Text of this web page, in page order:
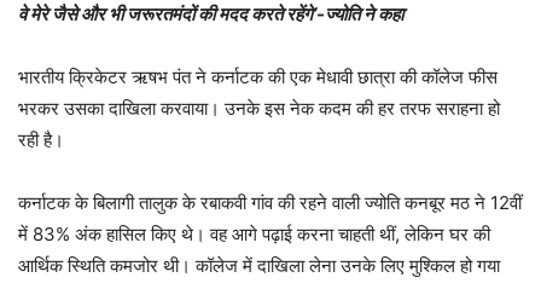
वे मेरे जैसे और भी जरूरतमंदों की मदद करते रहेंगे’-ज्योति ने कहा
भारतीय क्रिकेटर ऋषभ पंत ने कर्नाटक की एक मेधावी छात्रा की कॉलेज फीस
भरकर उसका दाखिला करवाया। उनके इस नेक कदम की हर तरफ सराहना हो
रही है।
कर्नाटक के बिलागी तालुक के रबाकवी गांव की रहने वाली ज्योति कनबूर मठ ने 12वीं
में 83% अंक हासिल किए थे। वह आगे पढ़ाई करना चाहती थीं, लेकिन घर की
आर्थिक स्थिति कमजोर थी। कॉलेज में दाखिला लेना उनके लिए मुश्किल हो गया